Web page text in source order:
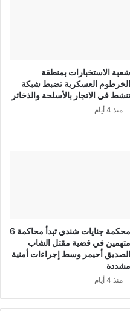
شعبة الاستخبارات بمنطقة
الخرطوم العسكرية تضبط شبكة
تنشط في الاتجار بالأسلحة والذخائر
منذ 4 أيام
محكمة جنايات شندي تبدأ محاكمة 6
متهمين في قضية مقتل الشاب
الصديق أحيمر وسط إجراءات أمنية
مشددة
منذ 4 أيام